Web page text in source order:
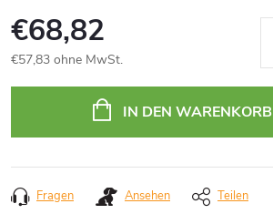
€68,82
€57,83 ohne MwSt.
IN DEN WARENKORB
Fragen Ansehen Teilen